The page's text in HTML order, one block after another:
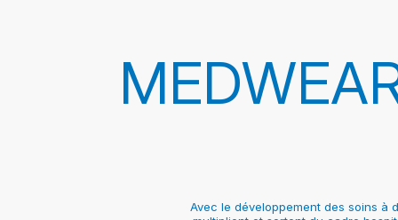
Avec le développement des soins à